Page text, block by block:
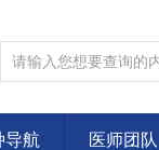
导航 医师团队